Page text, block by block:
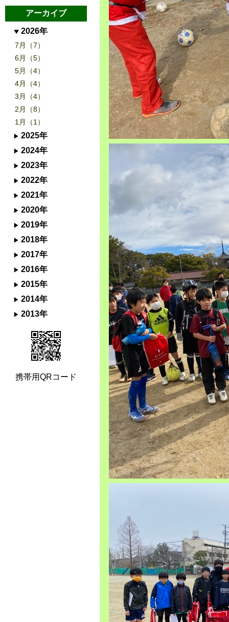
アーカイブ
2026年
7月（7）
6月（5）
5月（4）
4月（4）
3月（4）
2月（8）
1月（1）
2025年
2024年
2023年
2022年
2021年
2020年
2019年
2018年
2017年
2016年
2015年
2014年
2013年
携帯用QRコード